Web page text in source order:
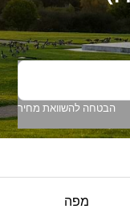
הבטחה להשוואת מחיר
מפה